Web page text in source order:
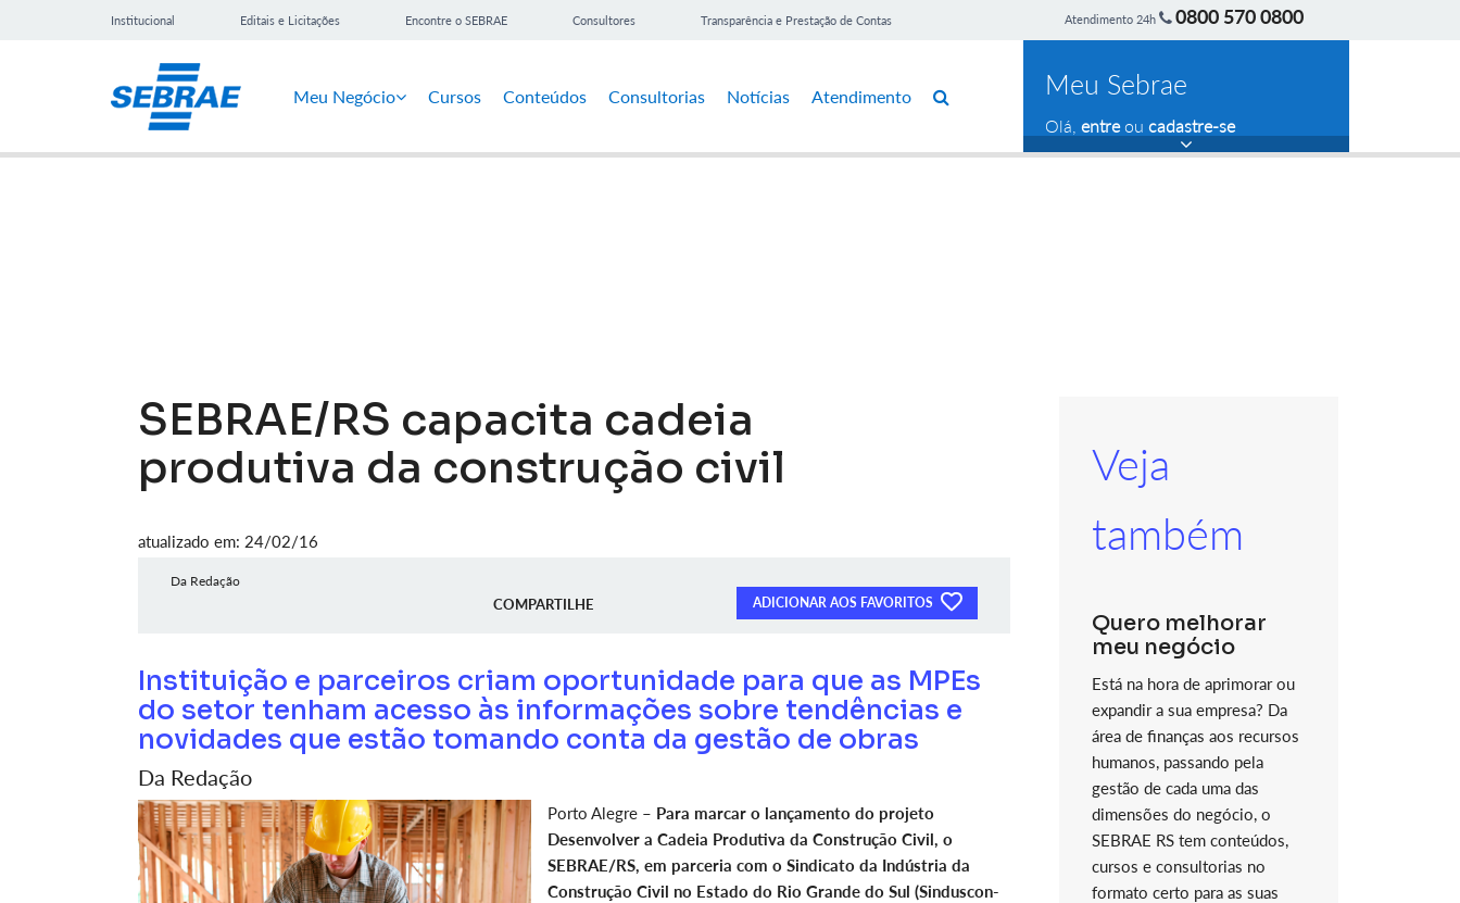
Institucional Editais e Licitações Encontre o SEBRAE Consultores Transparência e Prestação de Contas Atendimento 24h 0800 570 0800
Meu Negócio Cursos Conteúdos Consultorias Notícias Atendimento Meu Sebrae
Olá, entreou cadastre-se
SEBRAE/RS capacita cadeia
produtiva da construção civil
atualizado em: 24/02/16
Da Redação
COMPARTILHE ADICIONAR AOS FAVORITOS
Instituição e parceiros criam oportunidade para que as MPEs
do setor tenham acesso às informações sobre tendências e
novidades que estão tomando conta da gestão de obras
Da Redação
Porto Alegre – Para marcar o lançamento do projeto
Desenvolver a Cadeia Produtiva da Construção Civil, o
SEBRAE/RS, em parceria com o Sindicato da Indústria da
Construção Civil no Estado do Rio Grande do Sul (Sinduscon-
Veja
também
Quero melhorar
meu negócio
Está na hora de aprimorar ou
expandir a sua empresa? Da
área de finanças aos recursos
humanos, passando pela
gestão de cada uma das
dimensões do negócio, o
SEBRAE RS tem conteúdos,
cursos e consultorias no
formato certo para as suas